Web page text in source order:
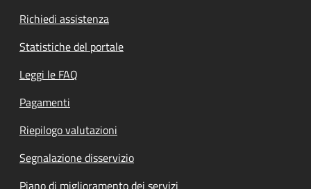
Richiedi assistenza
Statistiche del portale
Leggi le FAQ
Pagamenti
Riepilogo valutazioni
Segnalazione disservizio
Piano di miglioramento dei servizi